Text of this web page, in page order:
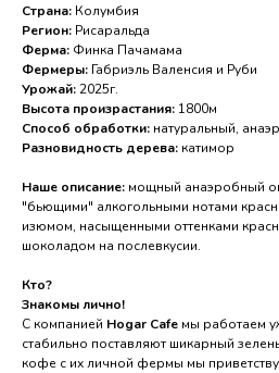
Страна: Колумбия
Регион: Рисаральда
Ферма: Финка Пачамама
Фермеры: Габриэль Валенсия и Руби
Урожай:2025г.
Высота произрастания: 1800м
Способ обработки: натуральный,
Разновидность дерева: катимор
Наше описание: мощный анаэробный
"бьющими" алкогольными нотами
изюмом, насыщенными оттенками
шоколадом на послевкусии.
Кто?
Знакомы лично!
С компанией Hogar Cafe мы работаем
стабильно поставляют шикарный
кофе с их личной фермы мы